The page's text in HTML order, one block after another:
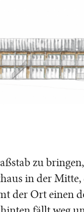
zu
in der Mitte,
der Ort einen